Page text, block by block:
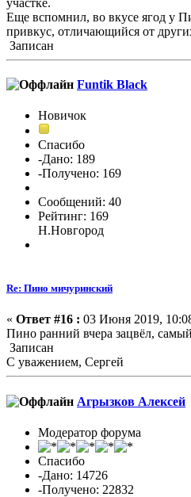
Еще вспомнил, во вкусе ягод у
привкус, отличающийся от
Записан
Funtik Black
Новичок
Спасибо
-Дано: 189
-Получено: 169
Сообщений: 40
Рейтинг: 169
Н.Новгород
Re: Пино мичуринский
« Ответ #16 : 03 Июня 2019,
Пино ранний вчера зацвёл,
Записан
С уважением, Сергей
Агрызков Алексей
Модератор форума
Спасибо
-Дано: 14726
-Получено: 22832